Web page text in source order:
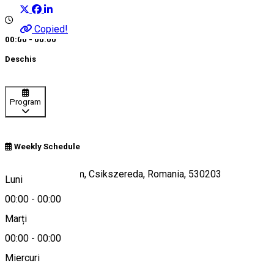
Copied!
00:00 - 00:00
Deschis
Program
Weekly Schedule
Luni
00:00 - 00:00
Marți
00:00 - 00:00
Miercuri
Szék út, 147 szám, Csikszereda, Romania, 530203
Hartă